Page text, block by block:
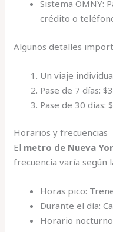
Sistema OMNY:
crédito o
Algunos detalles
Un viaje
Pase de 7 días:
Pase de 30 días:
Horarios y frecuencias
El metro de Nueva
frecuencia varía según
Horas pico:
Durante el día:
Horario